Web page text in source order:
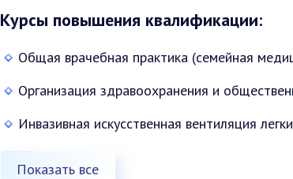
Курсы повышения квалификации:
Общая врачебная практика (семейная
Организация здравоохранения и
Инвазивная искусственная вентиляция
Показать все